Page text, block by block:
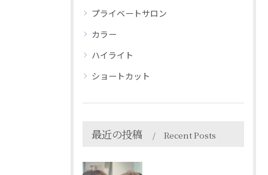
プライベートサロン
カラー
ハイライト
ショートカット
最近の投稿 Recent Posts